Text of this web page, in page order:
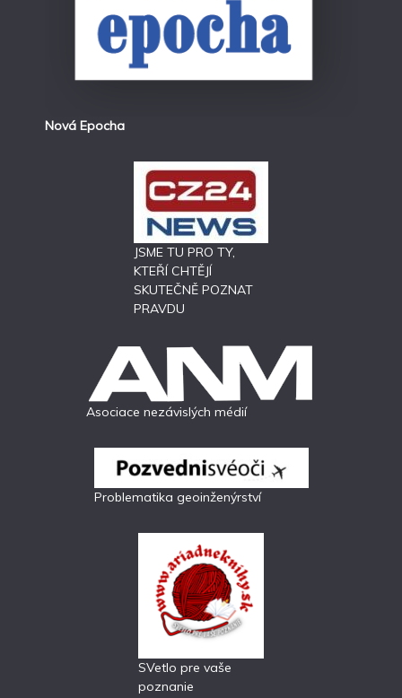
Nová Epocha
JSME TU PRO TY,
KTEŘÍ CHTĚJÍ
SKUTEČNĚ POZNAT
PRAVDU
Asociace nezávislých médií
Problematika geoinženýrství
SVetlo pre vaše
poznanie